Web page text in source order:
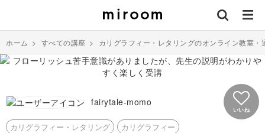
ホーム > すべての講座 > カリグラフィー・レタリングのオンライン教室・
fairytale-momo
いいね
カリグラフィー・レタリング カリグラフィー